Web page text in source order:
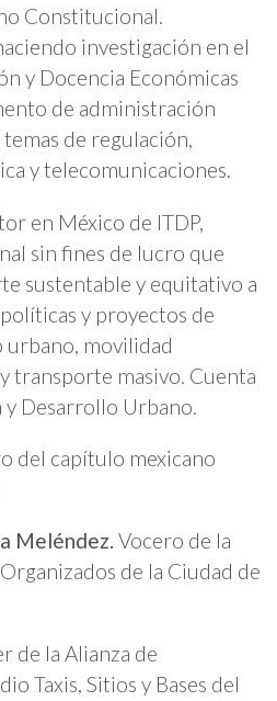
Constitucional.
investigación en el
y Docencia Económicas
de administración
de regulación,
y telecomunicaciones.
en México de ITDP,
sin fines de lucro que
sustentable y equitativo a
y proyectos de
urbano, movilidad
transporte masivo. Cuenta
y Desarrollo Urbano.
del capítulo mexicano
Meléndez. Vocero de la
de la Ciudad de
de la Alianza de
Taxis, Sitios y Bases del